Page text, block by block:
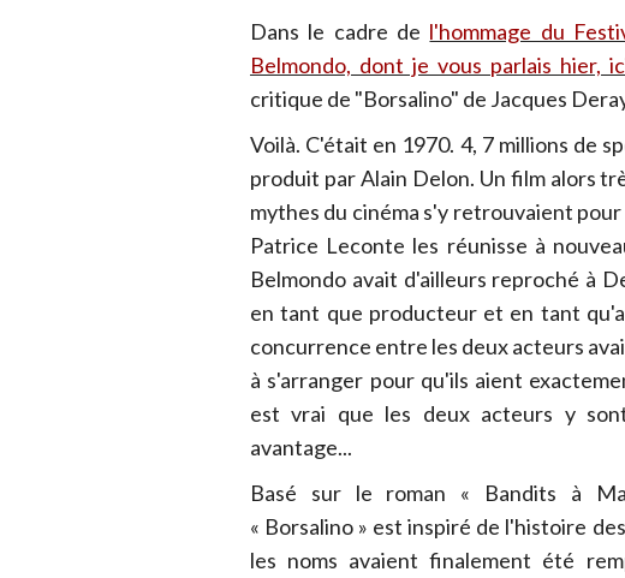
Dans le cadre de l'hommage du
Belmondo, dont je vous parlais hier,
critique de "Borsalino" de Jacques
Voilà. C'était en 1970. 4, 7 millions de
produit par Alain Delon. Un film alors
mythes du cinéma s'y retrouvaient
Patrice Leconte les réunisse à
Belmondo avait d'ailleurs reproché à
en tant que producteur et en tant
concurrence entre les deux acteurs
à s'arranger pour qu'ils aient
est vrai que les deux acteurs y
avantage...
Basé sur le roman « Bandits à
« Borsalino » est inspiré de l'histoire
les noms avaient finalement été